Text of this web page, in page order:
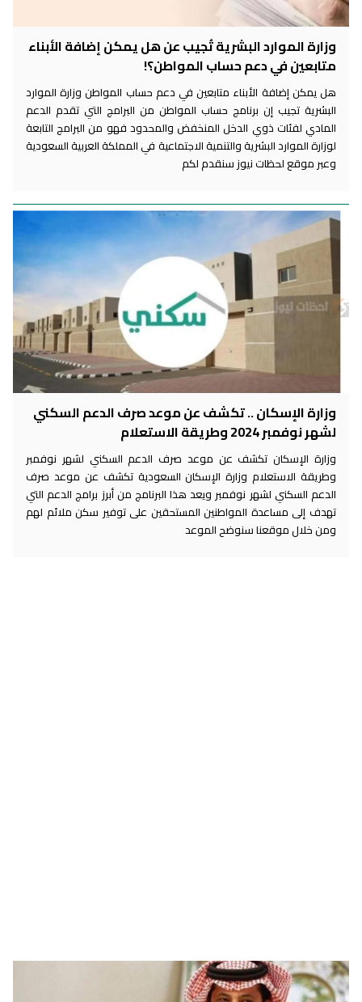
وزارة الموارد البشرية تُجيب عن هل يمكن إضافة الأبناء
متابعين في دعم حساب المواطن؟!
هل يمكن إضافة الأبناء متابعين في دعم حساب المواطن وزارة الموارد
البشرية تجيب إن برنامج حساب المواطن من البرامج التي تقدم الدعم
المادي لفئات ذوي الدخل المنخفض والمحدود فهو من البرامج التابعة
لوزارة الموارد البشرية والتنمية الاجتماعية في المملكة العربية السعودية
وعبر موقع لحظات نيوز سنقدم لكم
وزارة الإسكان .. تكشف عن موعد صرف الدعم السكني
لشهر نوفمبر 2024 وطريقة الاستعلام
وزارة الإسكان تكشف عن موعد صرف الدعم السكني لشهر نوفمبر
وطريقة الاستعلام وزارة الإسكان السعودية تكشف عن موعد صرف
الدعم السكني لشهر نوفمبر ويعد هذا البرنامج من أبرز برامج الدعم التي
تهدف إلى مساعدة المواطنين المستحقين على توفير سكن ملائم لهم
ومن خلال موقعنا سنوضح الموعد